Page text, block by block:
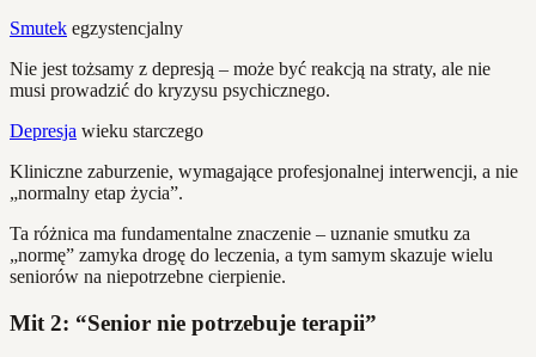
Smutek egzystencjalny
Nie jest tożsamy z depresją – może być reakcją na straty, ale nie
musi prowadzić do kryzysu psychicznego.
Depresja wieku starczego
Kliniczne zaburzenie, wymagające profesjonalnej interwencji, a nie
„normalny etap życia”.
Ta różnica ma fundamentalne znaczenie – uznanie smutku za
„normę” zamyka drogę do leczenia, a tym samym skazuje wielu
seniorów na niepotrzebne cierpienie.
Mit 2: “Senior nie potrzebuje terapii”